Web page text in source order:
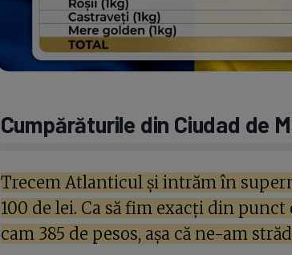
Cumpărăturile din Ciudad de
Trecem Atlanticul și intrăm în
100 de lei. Ca să fim exacți din
cam 385 de pesos, așa că ne-am